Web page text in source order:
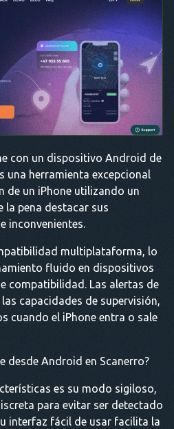
con un dispositivo Android de
una herramienta excepcional
de un iPhone utilizando un
pena destacar sus
inconvenientes.
multiplataforma, lo
fluido en dispositivos
compatibilidad. Las alertas de
capacidades de supervisión,
cuando el iPhone entra o sale
desde Android en Scanerro?
es su modo sigiloso,
para evitar ser detectado
interfaz fácil de usar facilita la